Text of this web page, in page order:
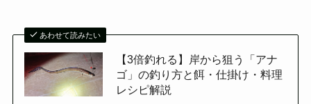
あわせて読みたい
【3倍釣れる】岸から狙う「アナ
ゴ」の釣り方と餌・仕掛け・料理
レシピ解説